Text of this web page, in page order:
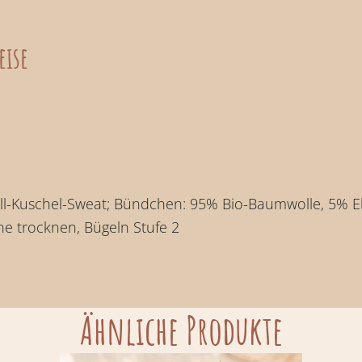
Sweat; Bündchen: 95% Bio-Baumwolle, 5%
trocknen, Bügeln Stufe 2
Ähnliche Produkte